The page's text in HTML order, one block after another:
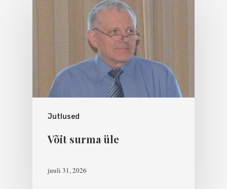
Jutlused
Võit surma üle
juuli 31, 2026